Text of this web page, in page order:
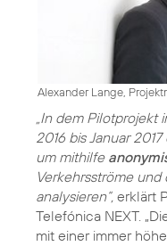
Alexander Lange,
„In dem Pilotprojekt
2016 bis Januar
um mithilfe
Verkehrsströme
analysieren“, erklärt
Telefónica NEXT.
mit einer immer